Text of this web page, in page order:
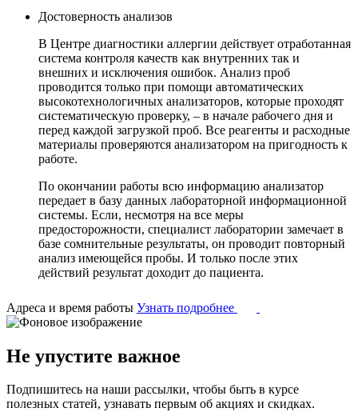
Достоверность анализов
В Центре диагностики аллергии действует отработанная
система контроля качеств как внутренних так и
внешних и исключения ошибок. Анализ проб
проводится только при помощи автоматических
высокотехнологичных анализаторов, которые проходят
систематическую проверку, – в начале рабочего дня и
перед каждой загрузкой проб. Все реагенты и расходные
материалы проверяются анализатором на пригодность к
работе.
По окончании работы всю информацию анализатор
передает в базу данных лабораторной информационной
системы. Если, несмотря на все меры
предосторожности, специалист лаборатории замечает в
базе сомнительные результаты, он проводит повторный
анализ имеющейся пробы. И только после этих
действий результат доходит до пациента.
Адреса и время работы Узнать подробнее
Не упустите важное
Подпишитесь на наши рассылки, чтобы быть в курсе
полезных статей, узнавать первым об акциях и скидках.